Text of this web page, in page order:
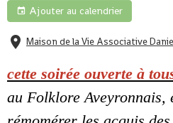
Ajouter au calendrier
Maison de la Vie Associative Daniel
cette soirée ouverte à
au Folklore Aveyronnais,